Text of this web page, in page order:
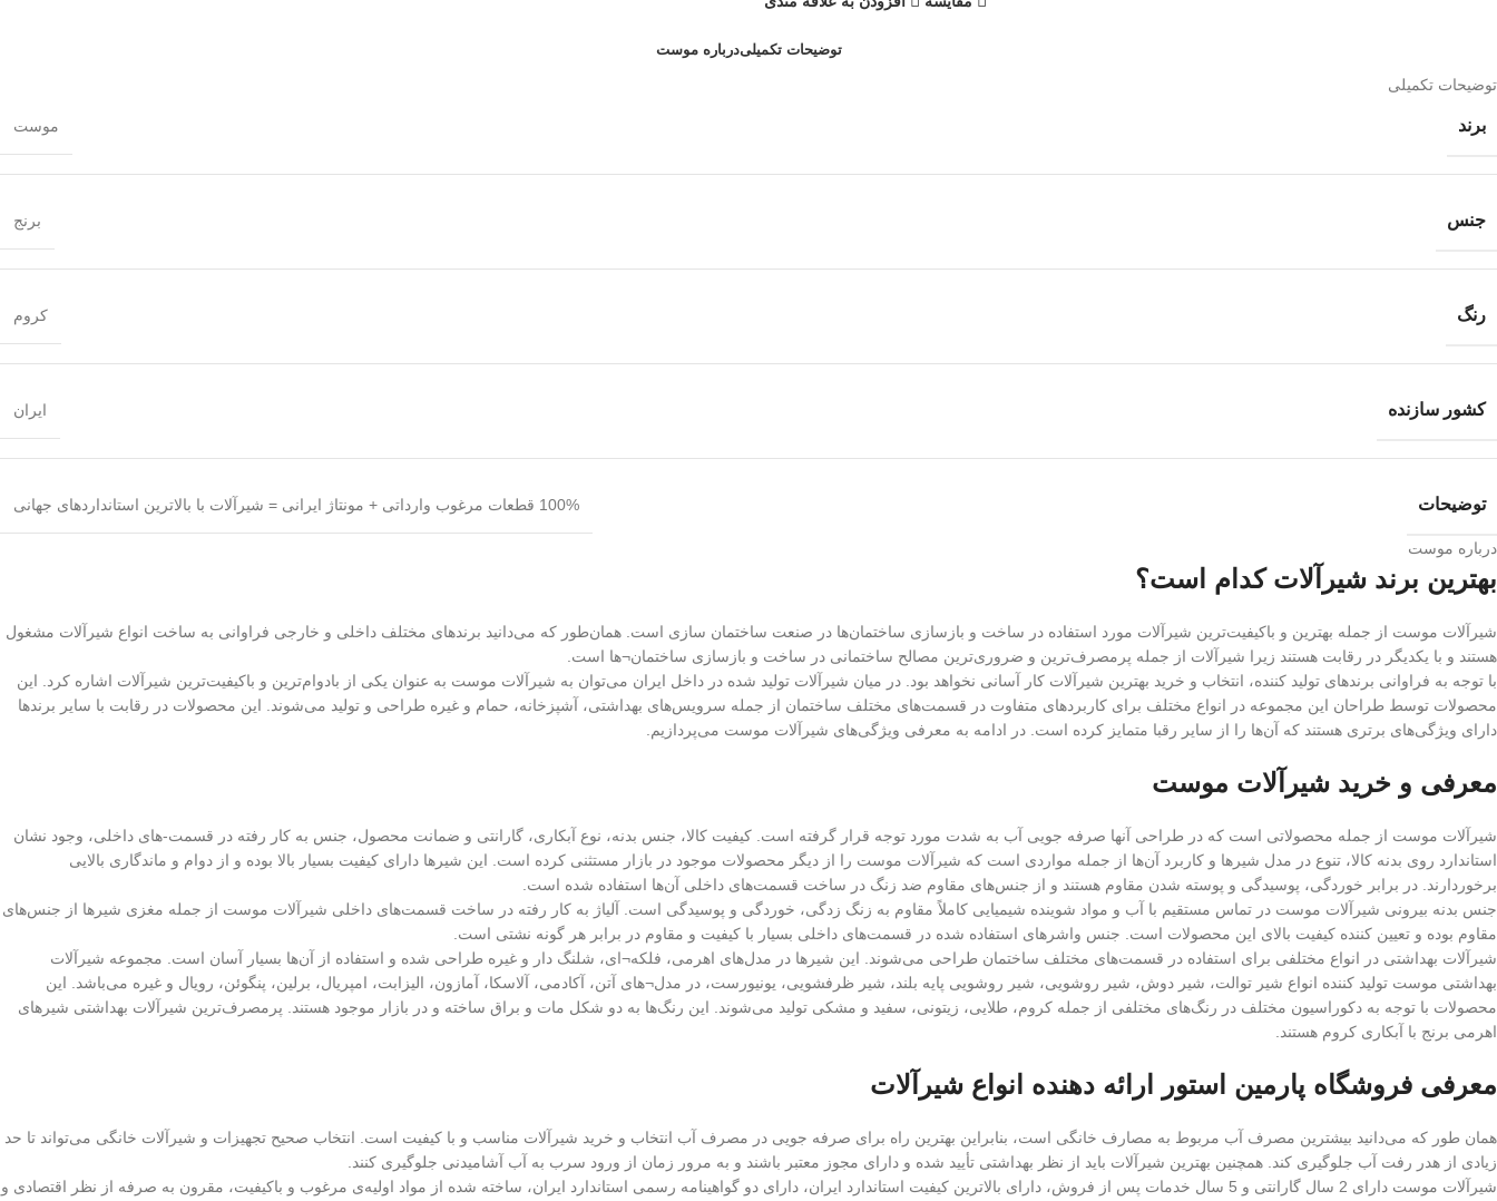
توضیحات تکمیلیدرباره موست
توضیحات تکمیلی
برند موست
جنس برنج
رنگ کروم
کشور سازنده ایران
توضیحات 100% قطعات مرغوب وارداتی + مونتاژ ایرانی = شیرآلات با بالاترین استانداردهای جهانی
درباره موست
بهترین برند شیرآلات کدام است؟
شیرآلات موست از جمله بهترین و باکیفیت‌ترین شیرآلات مورد استفاده در ساخت و بازسازی ساختمان‌ها در صنعت ساختمان سازی است. همان‌طور که می‌دانید برندهای مختلف داخلی و خارجی فراوانی به ساخت انواع شیرآلات مشغول
هستند و با یکدیگر در رقابت هستند زیرا شیرآلات از جمله پرمصرف‌ترین و ضروری‌ترین مصالح ساختمانی در ساخت و بازسازی ساختمان¬ها است.
با توجه به فراوانی برندهای تولید کننده، انتخاب و خرید بهترین شیرآلات کار آسانی نخواهد بود. در میان شیرآلات تولید شده در داخل ایران می‌توان به شیرآلات موست به عنوان یکی از بادوام‌ترین و باکیفیت‌ترین شیرآلات اشاره کرد. این
محصولات توسط طراحان این مجموعه در انواع مختلف برای کاربردهای متفاوت در قسمت‌های مختلف ساختمان از جمله سرویس‌های بهداشتی، آشپزخانه، حمام و غیره طراحی و تولید می‌شوند. این محصولات در رقابت با سایر برندها
دارای ویژگی‌های برتری هستند که آن‌ها را از سایر رقبا متمایز کرده است. در ادامه به معرفی ویژگی‌های شیرآلات موست می‌پردازیم.
معرفی و خرید شیرآلات موست
شیرآلات موست از جمله محصولاتی است که در طراحی آنها صرفه جویی آب به شدت مورد توجه قرار گرفته است. کیفیت کالا، جنس بدنه، نوع آبکاری، گارانتی و ضمانت محصول، جنس به کار رفته در قسمت-های داخلی، وجود نشان
استاندارد روی بدنه کالا، تنوع در مدل شیرها و کاربرد آن‌ها از جمله مواردی است که شیرآلات موست را از دیگر محصولات موجود در بازار مستثنی کرده است. این شیرها دارای کیفیت بسیار بالا بوده و از دوام و ماندگاری بالایی
برخوردارند. در برابر خوردگی، پوسیدگی و پوسته شدن مقاوم هستند و از جنس‌های مقاوم ضد زنگ در ساخت قسمت‌های داخلی آن‌ها استفاده شده است.
جنس بدنه بیرونی شیرآلات موست در تماس مستقیم با آب و مواد شوینده شیمیایی کاملاً مقاوم به زنگ زدگی، خوردگی و پوسیدگی است. آلیاژ به کار رفته در ساخت قسمت‌های داخلی شیرآلات موست از جمله مغزی شیرها از جنس‌های
مقاوم بوده و تعیین کننده کیفیت بالای این محصولات است. جنس واشرهای استفاده شده در قسمت‌های داخلی بسیار با کیفیت و مقاوم در برابر هر گونه نشتی است.
شیرآلات بهداشتی در انواع مختلفی برای استفاده در قسمت‌های مختلف ساختمان طراحی می‌شوند. این شیرها در مدل‌های اهرمی، فلکه¬ای، شلنگ دار و غیره طراحی شده و استفاده از آن‌ها بسیار آسان است. مجموعه شیرآلات
بهداشتی موست تولید کننده انواع شیر توالت، شیر دوش، شیر روشویی، شیر روشویی پایه بلند، شیر ظرفشویی، یونیورست، در مدل¬های آتن، آکادمی، آلاسکا، آمازون، الیزابت، امپریال، برلین، پنگوئن، رویال و غیره می‌باشد. این
محصولات با توجه به دکوراسیون مختلف در رنگ‌های مختلفی از جمله کروم، طلایی، زیتونی، سفید و مشکی تولید می‌شوند. این رنگ‌ها به دو شکل مات و براق ساخته و در بازار موجود هستند. پرمصرف‌ترین شیرآلات بهداشتی شیرهای
اهرمی برنج با آبکاری کروم هستند.
معرفی فروشگاه پارمین استور ارائه دهنده انواع شیرآلات
همان طور که می‌دانید بیشترین مصرف آب مربوط به مصارف خانگی است، بنابراین بهترین راه برای صرفه جویی در مصرف آب انتخاب و خرید شیرآلات مناسب و با کیفیت است. انتخاب صحیح تجهیزات و شیرآلات خانگی می‌تواند تا حد
زیادی از هدر رفت آب جلوگیری کند. همچنین بهترین شیرآلات باید از نظر بهداشتی تأیید شده و دارای مجوز معتبر باشند و به مرور زمان از ورود سرب به آب آشامیدنی جلوگیری کنند.
شیرآلات موست دارای 2 سال گارانتی و 5 سال خدمات پس از فروش، دارای بالاترین کیفیت استاندارد ایران، دارای دو گواهینامه رسمی استاندارد ایران، ساخته شده از مواد اولیه‌ی مرغوب و باکیفیت، مقرون به صرفه از نظر اقتصادی و